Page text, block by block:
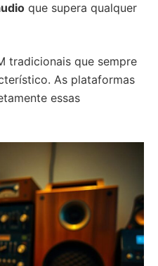
que supera qualquer
tradicionais que sempre
As plataformas
essas